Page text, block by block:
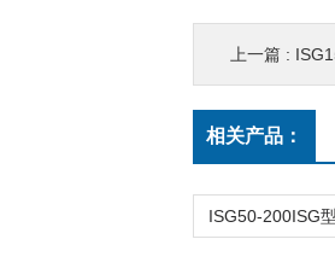
上一篇 :
相关产品：